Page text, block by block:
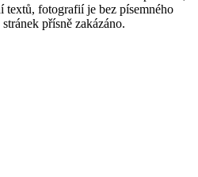
textů, fotografií je bez písemného
přísně zakázáno.